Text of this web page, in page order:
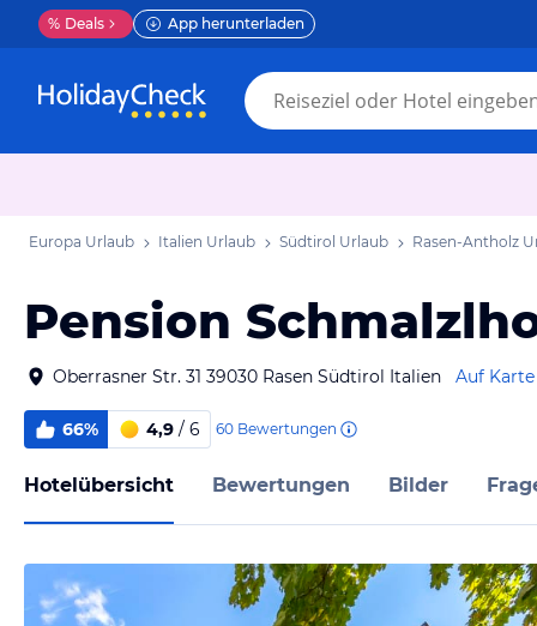
% Deals App herunterladen
Europa Urlaub Italien Urlaub Südtirol Urlaub Rasen-Antholz
Pension
Oberrasner Str. 31 39030 Rasen Südtirol Italien Auf
66% 4,9 / 6 60 Bewertungen
Hotelübersicht Bewertungen Bilder